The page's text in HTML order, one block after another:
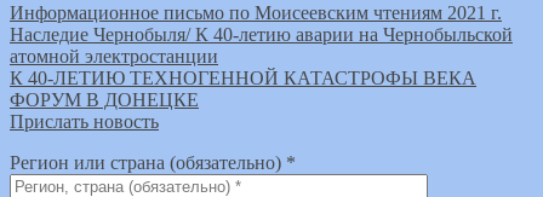
Информационное письмо по Моисеевским чтениям 2021 г.
Наследие Чернобыля/ К 40-летию аварии на Чернобыльской
атомной электростанции
К 40-ЛЕТИЮ ТЕХНОГЕННОЙ КАТАСТРОФЫ ВЕКА
ФОРУМ В ДОНЕЦКЕ
Прислать новость
Регион или страна (обязательно) *